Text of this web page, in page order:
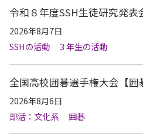
令和８年度SSH生徒研究発表
2026年8月7日
SSHの活動
3 年生の活動
全国高校囲碁選手権大会【囲
2026年8月6日
部活：文化系
囲碁